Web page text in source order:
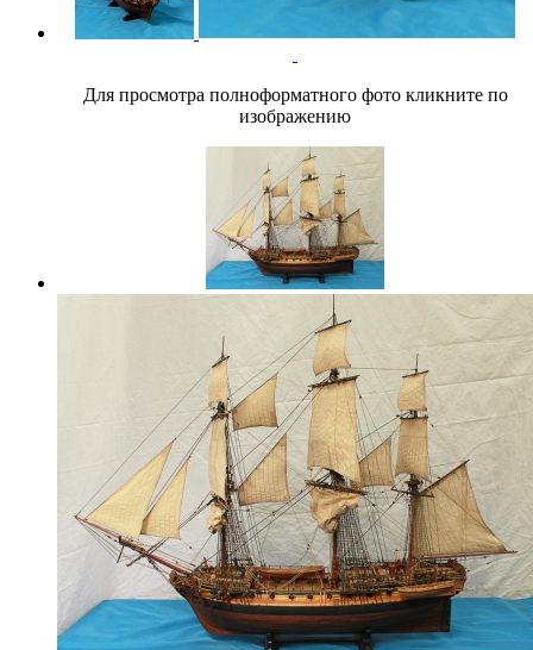
Для просмотра полноформатного фото кликните по
изображению